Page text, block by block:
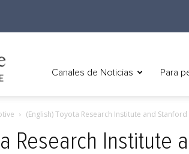
Canales de Noticias Para
(English) Toyota Research Institute and
Research Institute